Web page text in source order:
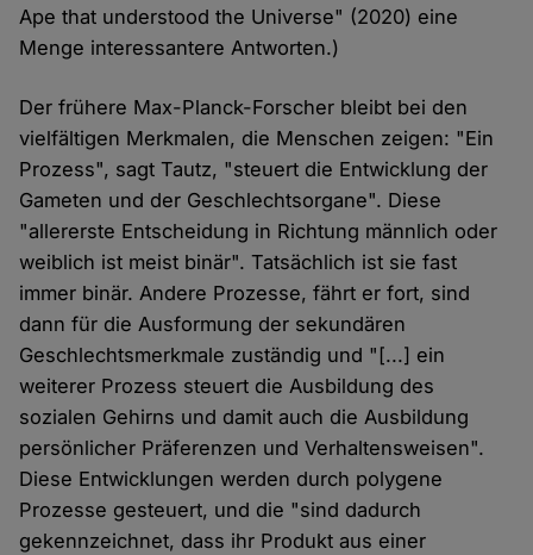
Ape that understood the Universe" (2020) eine
Menge interessantere Antworten.)
Der frühere Max-Planck-Forscher bleibt bei den
vielfältigen Merkmalen, die Menschen zeigen: "Ein
Prozess", sagt Tautz, "steuert die Entwicklung der
Gameten und der Geschlechtsorgane". Diese
"allererste Entscheidung in Richtung männlich oder
weiblich ist meist binär". Tatsächlich ist sie fast
immer binär. Andere Prozesse, fährt er fort, sind
dann für die Ausformung der sekundären
Geschlechtsmerkmale zuständig und "[...] ein
weiterer Prozess steuert die Ausbildung des
sozialen Gehirns und damit auch die Ausbildung
persönlicher Präferenzen und Verhaltensweisen".
Diese Entwicklungen werden durch polygene
Prozesse gesteuert, und die "sind dadurch
gekennzeichnet, dass ihr Produkt aus einer